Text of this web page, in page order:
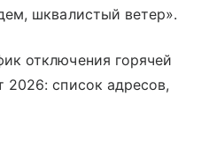
шквалистый ветер».
отключения горячей
2026: список адресов,